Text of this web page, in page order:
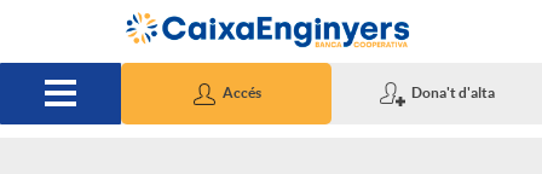
Salta al contingut principal
Accés Dona't d'alta